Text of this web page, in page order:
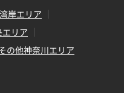
岸エリア
リア
の他神奈川エリア